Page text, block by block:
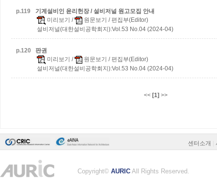
p.119
기계설비인 윤리헌장 / 설비저널 원고모집 안내
미리보기 / 원문보기 / 편집부(Editor)
설비저널(대한설비공학회지):Vol.53 No.04 (2024-04)
p.120
판권
미리보기 / 원문보기 / 편집부(Editor)
설비저널(대한설비공학회지):Vol.53 No.04 (2024-04)
<< [1] >>
센터소개
Copyright© AURIC All Rights Reserved.